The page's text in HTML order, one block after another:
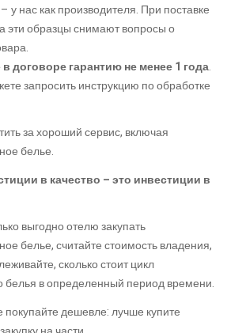
у нас как производителя. При поставке
эти образцы снимают вопросы о
договоре гарантию не менее 1 года.
запросить инструкцию по обработке
за хороший сервис, включая
белье.
в качество – это инвестиции в
выгодно отелю закупать
белье, считайте стоимость владения,
сколько стоит цикл
белья в определенный период времени.
дешевле: лучше купите